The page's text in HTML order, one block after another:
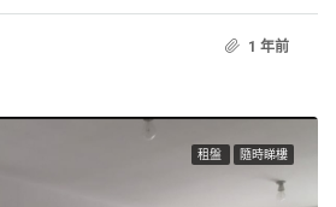
1 年前
租盤 隨時睇樓